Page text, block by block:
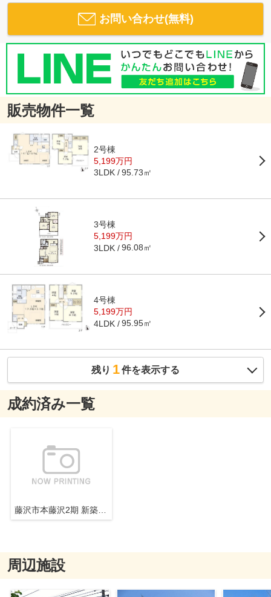
お問い合わせ(無料)
販売物件一覧
2号棟
5,199万円
3LDK 95.73㎡
3号棟
5,199万円
3LDK 96.08㎡
4号棟
5,199万円
4LDK 95.95㎡
残り 1件を表示する
成約済み一覧
藤沢市本藤沢2期 新築戸建 全6棟
周辺施設